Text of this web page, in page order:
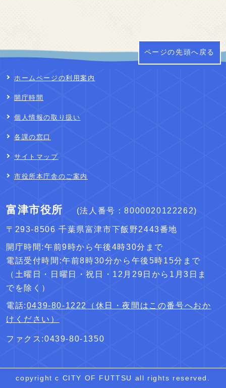
ページの先頭へ戻る
ホームページの利用案内
開庁時間
個人情報の取り扱い
各課の窓口
サイトマップ
市役所本庁舎のご案内
富津市役所 (法人番号：8000020122262)
〒293-8506 千葉県富津市下飯野2443番地
開庁時間:午前9時から午後4時30分まで
電話受付時間:午前8時30分から午後5時15分まで
（土曜日・日曜日・祝日・12月29日から1月3日ま
でを除く）
電話:0439-80-1222（休日・夜間はこの番号へおか
けください）
ファクス:0439-80-1350
copyright c CITY OF FUTTSU all rights reserved.